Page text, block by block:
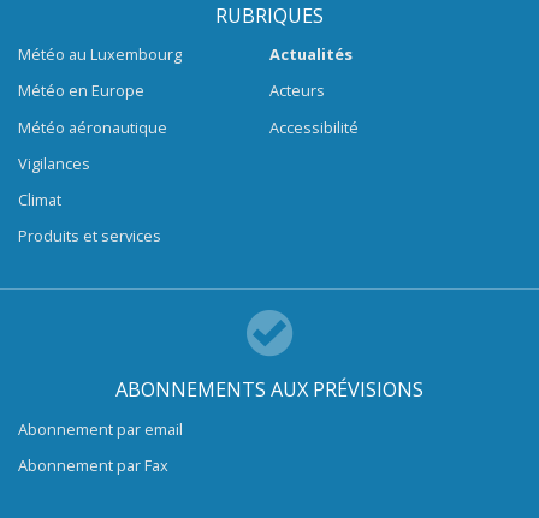
RUBRIQUES
Météo au Luxembourg
Météo en Europe
Météo aéronautique
Vigilances
Climat
Produits et services
Actualités
Acteurs
Accessibilité
ABONNEMENTS AUX PRÉVISIONS
Abonnement par email
Abonnement par Fax